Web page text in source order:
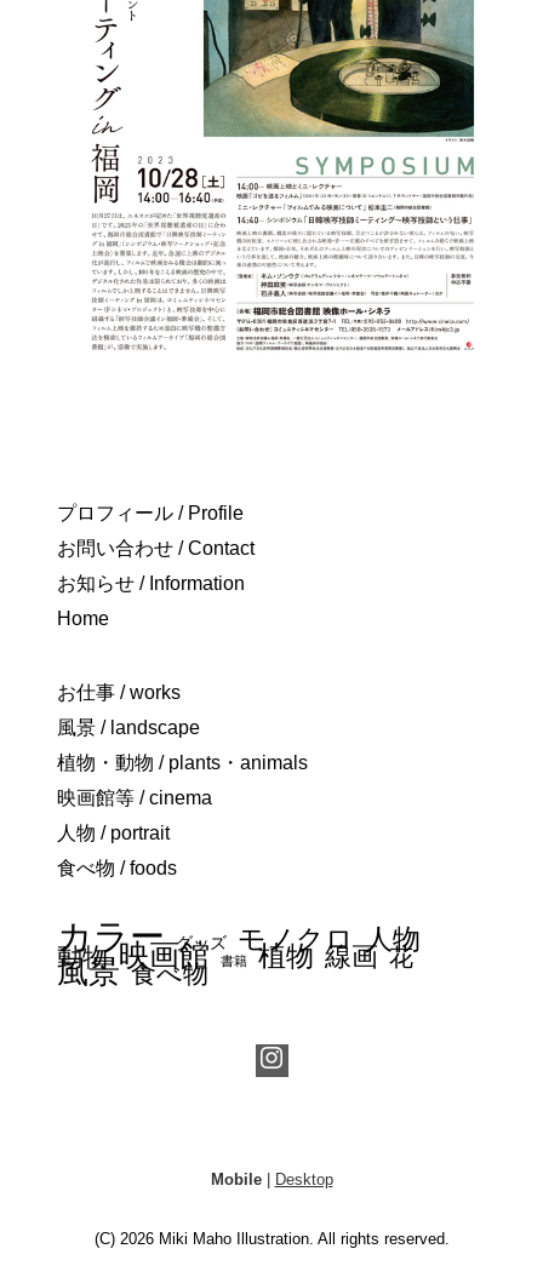
プロフィール / Profile
お問い合わせ / Contact
お知らせ / Information
Home
お仕事 / works
風景 / landscape
植物・動物 / plants・animals
映画館等 / cinema
人物 / portrait
食べ物 / foods
カラー グッズ モノクロ 人物
動物 映画館 書籍 植物 線画 花
風景 食べ物
Mobile| Desktop
(C) 2026 Miki Maho Illustration. All rights reserved.